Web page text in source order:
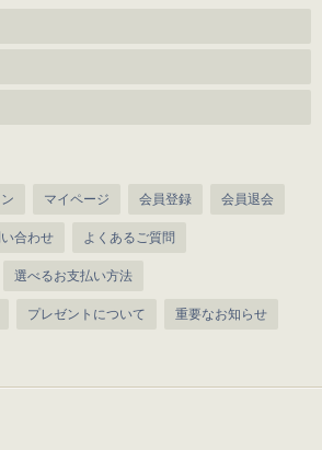
マイページ 会員登録 会員退会
合わせ よくあるご質問
選べるお支払い方法
プレゼントについて 重要なお知らせ